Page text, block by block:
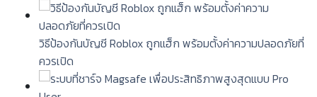
วิธีป้องกันบัญชี Roblox ถูกแฮ็ก พร้อมตั้งค่าความปลอดภัยที่
ควรเปิด